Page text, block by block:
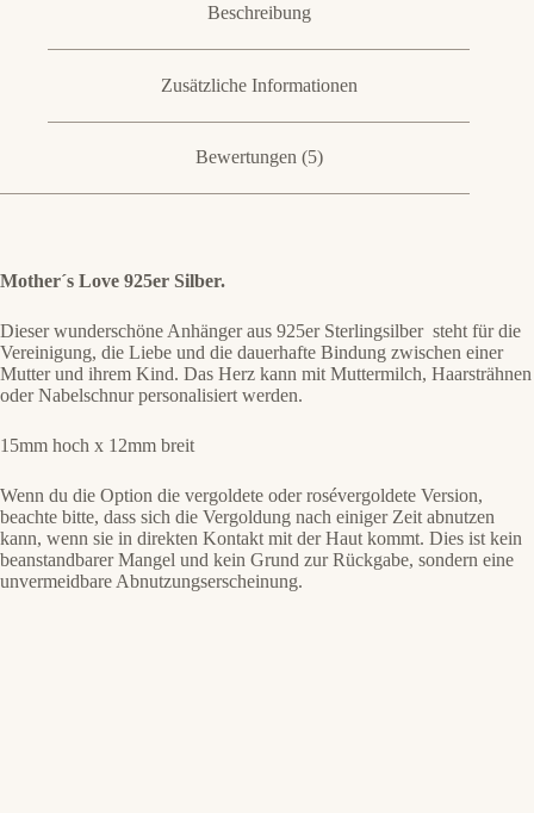
Beschreibung
Zusätzliche Informationen
Bewertungen (5)
Mother´s Love 925er Silber.
Dieser wunderschöne Anhänger aus 925er Sterlingsilber steht für die
Vereinigung, die Liebe und die dauerhafte Bindung zwischen einer
Mutter und ihrem Kind. Das Herz kann mit Muttermilch, Haarsträhnen
oder Nabelschnur personalisiert werden.
15mm hoch x 12mm breit
Wenn du die Option die vergoldete oder rosévergoldete Version,
beachte bitte, dass sich die Vergoldung nach einiger Zeit abnutzen
kann, wenn sie in direkten Kontakt mit der Haut kommt. Dies ist kein
beanstandbarer Mangel und kein Grund zur Rückgabe, sondern eine
unvermeidbare Abnutzungserscheinung.